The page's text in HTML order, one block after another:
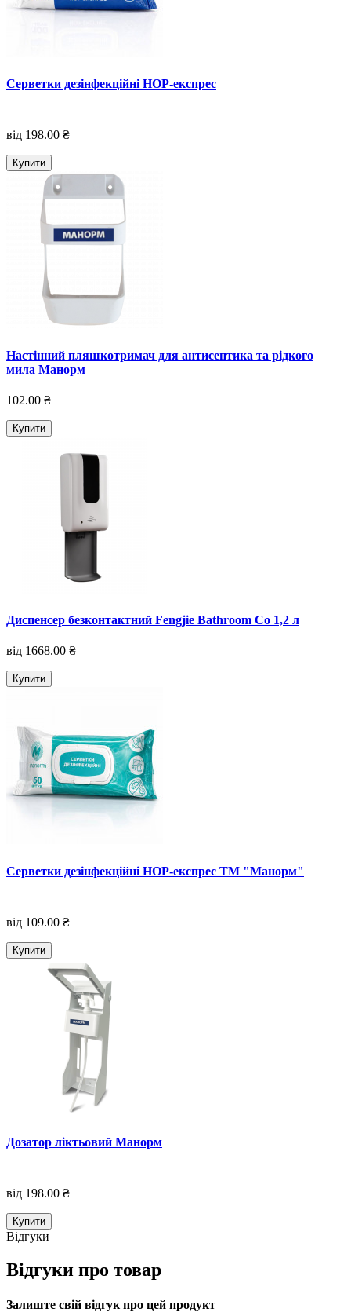
Серветки дезінфекційні НОР-експрес
від 198.00 ₴
Купити
Настінний пляшкотримач для антисептика та рідкого
мила Манорм
102.00 ₴
Купити
Диспенсер безконтактний Fengjie Bathroom Co 1,2 л
від 1668.00 ₴
Купити
Серветки дезінфекційні НОР-експрес ТМ "Манорм"
від 109.00 ₴
Купити
Дозатор ліктьовий Манорм
від 198.00 ₴
Купити
Відгуки
Відгуки про товар
Залиште свій відгук про цей продукт